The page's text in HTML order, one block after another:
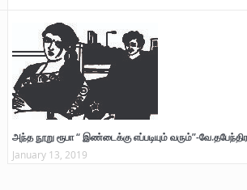
அந்த நூறு ரூபா “ இண்டைக்கு எப்படியும் வரும்”-
January 13, 2019